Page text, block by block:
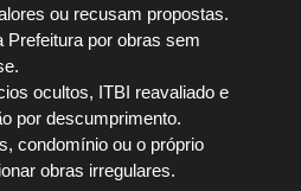
ou recusam propostas.
Prefeitura por obras sem
ocultos, ITBI reavaliado e
por descumprimento.
condomínio ou o próprio
obras irregulares.